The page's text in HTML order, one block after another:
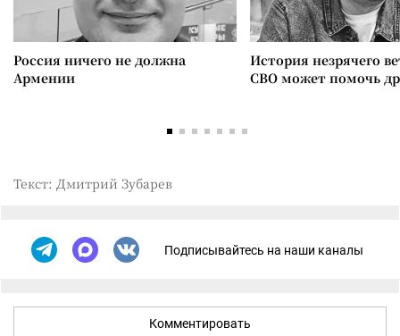
Россия ничего не должна
Армении
История незрячего
СВО может помочь
Текст: Дмитрий Зубарев
Подписывайтесь на наши каналы
Комментировать